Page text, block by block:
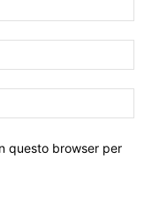
questo browser per